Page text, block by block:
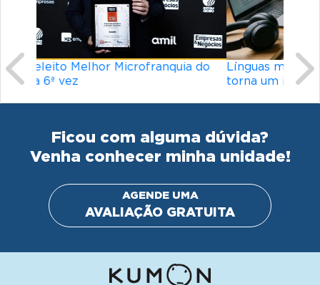
Línguas mais difíceis do mundo: o que
torna um idioma desafiador?
Ficou com alguma dúvida?
Venha conhecer minha unidade!
AGENDE UMA
AVALIAÇÃO GRATUITA